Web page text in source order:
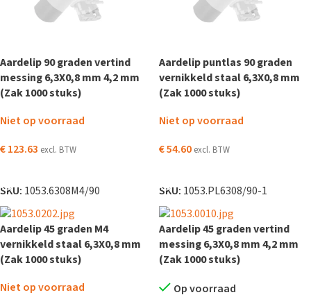
Aardelip 90 graden vertind
messing 6,3X0,8 mm 4,2 mm
(Zak 1000 stuks)
Niet op voorraad
€123.63 excl. BTW
SKU: 1053.6308M4/90
Aardelip puntlas 90 graden
vernikkeld staal 6,3X0,8 mm
(Zak 1000 stuks)
Niet op voorraad
€54.60 excl. BTW
SKU: 1053.PL6308/90-1
Aardelip 45 graden M4
vernikkeld staal 6,3X0,8 mm
(Zak 1000 stuks)
Niet op voorraad
Aardelip 45 graden vertind
messing 6,3X0,8 mm 4,2 mm
(Zak 1000 stuks)
Op voorraad